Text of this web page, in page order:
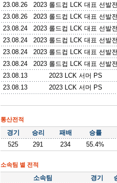
23.08.26
2023 롤드컵 LCK 대표 선발
23.08.26
2023 롤드컵 LCK 대표 선발
23.08.24
2023 롤드컵 LCK 대표 선발
23.08.24
2023 롤드컵 LCK 대표 선발
23.08.24
2023 롤드컵 LCK 대표 선발
23.08.24
2023 롤드컵 LCK 대표 선발
23.08.13
2023 LCK 서머 PS
23.08.13
2023 LCK 서머 PS
통산전적
경기 승리 패배
승률
525
291 234 55.4%
소속팀 별 전적
소속팀 경기